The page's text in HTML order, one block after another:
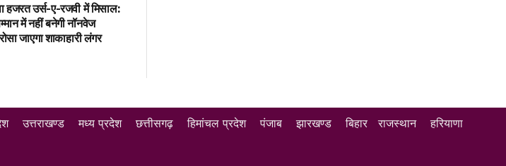
हजरत उर्स-ए-रजवी में मिसाल:
में नहीं बनेगी नॉनवेज
जाएगा शाकाहारी लंगर
उत्तराखण्ड मध्य प्रदेश छत्तीसगढ़ हिमांचल प्रदेश पंजाब झारखण्ड बिहार राजस्थान हरियाणा